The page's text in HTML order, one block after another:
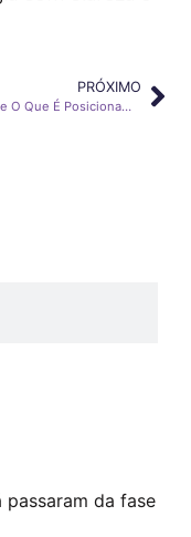
PRÓXIMO
Você Sabe O Que É Posicionamento De Valor?
passaram da fase